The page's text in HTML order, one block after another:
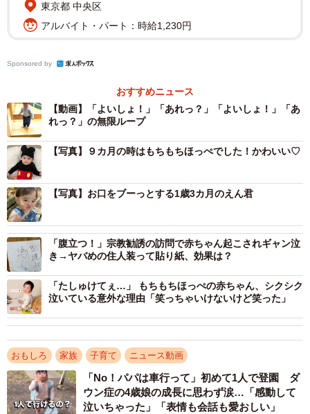
東京都 中央区
アルバイト・パート：時給1,230円
Sponsored by
おすすめニュース
【動画】「よいしょ！」「あれっ？」「よいしょ！」「あ
れっ？」の無限ループ
【写真】９カ月の時はもちもちほっぺでした！かわいい♡
【写真】お口をブーっとする1歳3カ月のえん君
「腹立つ！」宗教勧誘の訪問で赤ちゃん起こされギャン泣
き→ヤバめの住人装って貼り紙、効果は？
「たしゅけてぇ…」 もちもちほっぺの赤ちゃん、シクシク
泣いている意外な理由「笑っちゃいけないけど笑った」
おもしろ 家族 子育て ニュース動画
「No！パパは車行って」初めて1人で登園 ダ
ウン症の4歳娘の成長に思わず涙…「感動して
泣いちゃった」「表情も会話も愛おしい」